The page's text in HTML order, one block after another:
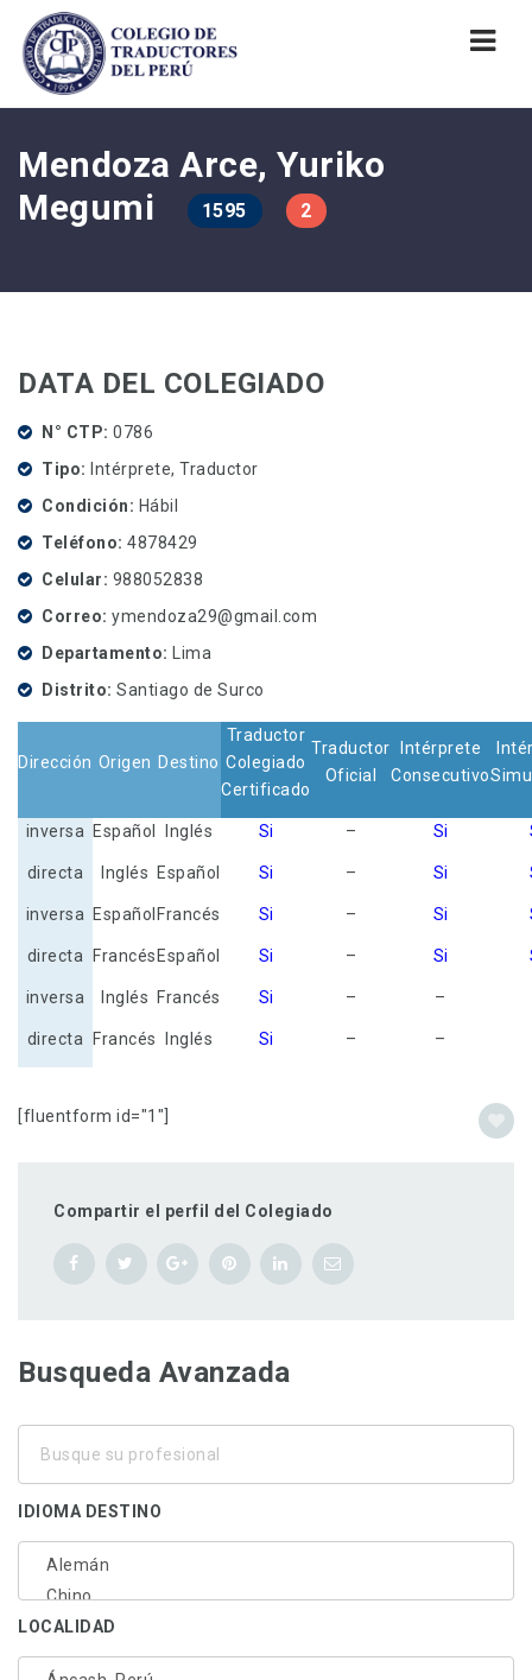
Mendoza Arce, Yuriko
Megumi
1595 2
DATA DEL COLEGIADO
N° CTP 0786
Tipo Intérprete, Traductor
Condición
Hábil
Teléfono 4878429
Celular
988052838
Correo ymendoza29@gmail.com
Departamento Lima
Distrito Santiago de Surco
Dirección Origen Destino
Traductor
Colegiado
Certificado
Traductor
Oficial
Intérprete
Consecutivo
inversa Español Inglés Si – Si
directa Inglés Español Si – Si
inversa Español Francés Si – Si
directa Francés Español Si – Si
inversa Inglés Francés Si – –
directa Francés Inglés Si – –
[fluentform id="1"]
Compartir el perfil del Colegiado
Busqueda Avanzada
IDIOMA DESTINO
LOCALIDAD